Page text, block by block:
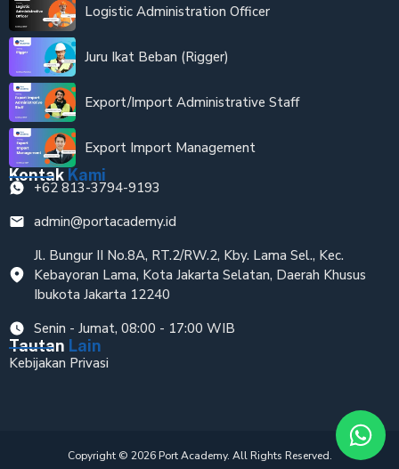
Logistic Administration Officer
Juru Ikat Beban (Rigger)
Export/Import Administrative Staff
Export Import Management
Kontak Kami
+62 813-3794-9193
admin@portacademy.id
Jl. Bungur II No.8A, RT.2/RW.2, Kby. Lama Sel., Kec.
Kebayoran Lama, Kota Jakarta Selatan, Daerah Khusus
Ibukota Jakarta 12240
Senin - Jumat, 08:00 - 17:00 WIB
Tautan Lain
Kebijakan Privasi
Copyright © 2026 Port Academy. All Rights Reserved.